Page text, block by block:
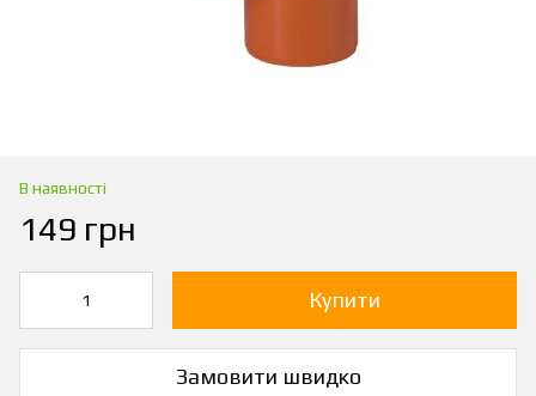
В наявності
149 грн
Купити
Замовити швидко